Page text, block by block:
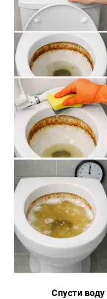
Спусти воду